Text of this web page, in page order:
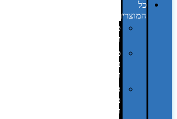
כל
המוצרים
טכנולוגיה
וגאדג'טים
פנאי,
נופש
ונסיעות
סביבת
משרד
ופרימיום